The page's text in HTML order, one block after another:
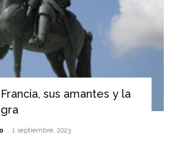
sus amantes y la
- 1 septiembre, 2023